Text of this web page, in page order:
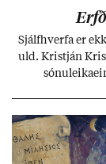
Sjálf­hverfa er
uld. Kristján